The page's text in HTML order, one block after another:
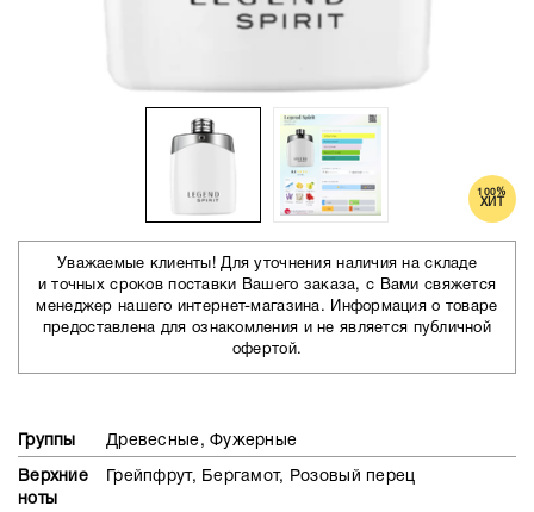
100%
ХИТ
Уважаемые клиенты! Для уточнения наличия на складе
и точных сроков поставки Вашего заказа, с Вами свяжется
менеджер нашего интернет-магазина. Информация о товаре
предоставлена для ознакомления и не является публичной
офертой.
Группы Древесные, Фужерные
Верхние
ноты
Грейпфрут, Бергамот, Розовый перец